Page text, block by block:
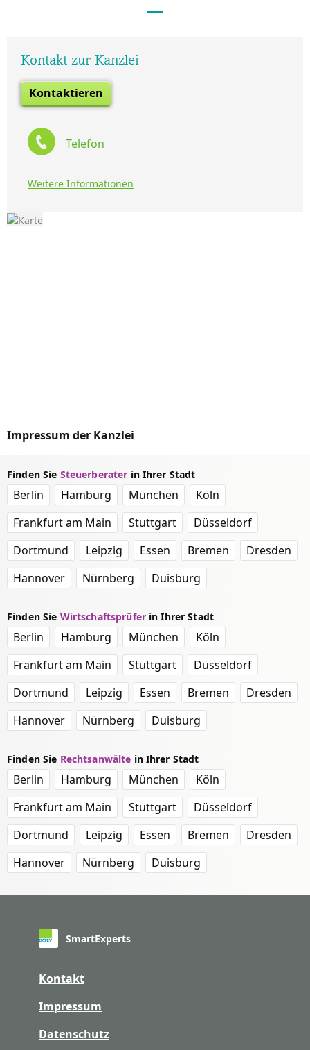
Kontakt zur Kanzlei
Kontaktieren
Telefon
Weitere Informationen
Impressum der Kanzlei
Finden Sie Steuerberater in Ihrer Stadt
Berlin Hamburg München
Köln
Frankfurt am Main
Stuttgart
Düsseldorf
Dortmund
Leipzig Essen Bremen
Dresden
Hannover
Nürnberg Duisburg
Finden Sie Wirtschaftsprüferin Ihrer Stadt
Berlin Hamburg München
Köln
Frankfurt am Main
Stuttgart
Düsseldorf
Dortmund
Leipzig Essen Bremen
Dresden
Hannover
Nürnberg Duisburg
Finden Sie Rechtsanwälte in Ihrer Stadt
Berlin Hamburg München
Köln
Frankfurt am Main
Stuttgart
Düsseldorf
Dortmund
Leipzig Essen Bremen
Dresden
Hannover
Nürnberg Duisburg
SmartExperts
Kontakt
Impressum
Datenschutz